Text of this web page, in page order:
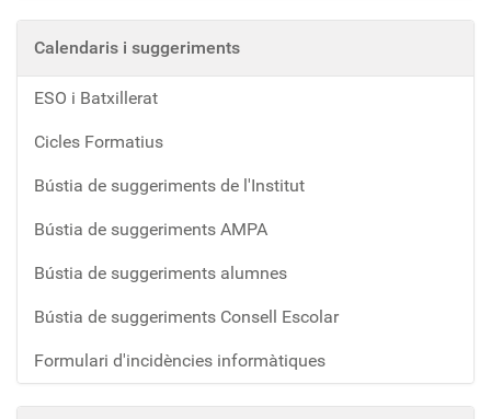
Calendaris i suggeriments
ESO i Batxillerat
Cicles Formatius
Bústia de suggeriments de l'Institut
Bústia de suggeriments AMPA
Bústia de suggeriments alumnes
Bústia de suggeriments Consell Escolar
Formulari d'incidències informàtiques